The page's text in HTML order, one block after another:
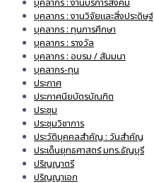
บุคลากร : งานวิจัยและสิ่งประดิษฐ์
บุคลากร : ทุนการศึกษา
บุคลากร : รางวัล
บุคลากร : อบรม / สัมมนา
บุคลากร-ทุน
ประกาศ
ประกาศนียบัตรบัณฑิต
ประชุม
ประชุมวิชาการ
ประวัติบุคคลสำคัญ : วันสำคัญ
ประเด็นยุทธศาสตร์ มทร.ธัญบุรี
ปริญญาตรี
ปริญญาเอก